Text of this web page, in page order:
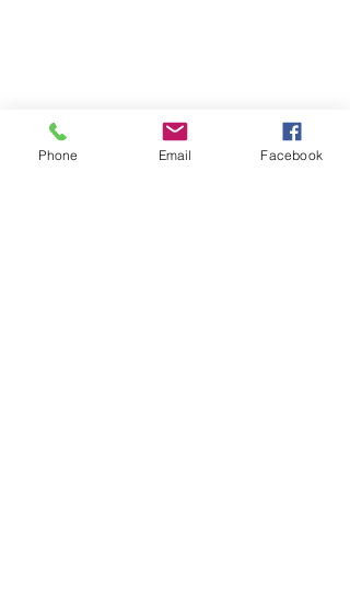
Phone Email Facebook